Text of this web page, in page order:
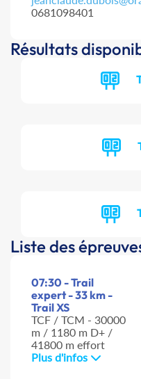
0681098401
Résultats
Liste des
07:30 - Trail
expert - 33 km -
Trail XS
TCF / TCM - 30000
m / 1180 m D+ /
41800 m effort
Plus d'infos